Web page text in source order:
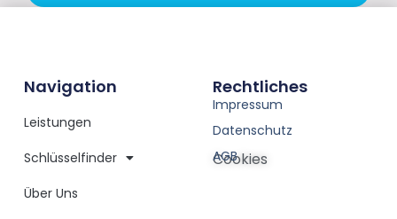
Navigation
Leistungen
Schlüsselfinder
Über Uns
Rechtliches
Impressum
Datenschutz
AGB
Cookies